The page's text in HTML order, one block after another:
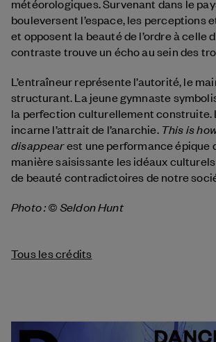
météorologiques. Survenant dans le
bouleversent l’espace, les perceptions
et opposent la beauté de l’ordre à celle
contraste trouve un écho au sein des
L’entraîneur représente l’autorité, le
structurant. La jeune gymnaste
la perfection culturellement construite.
incarne l’attrait de l’anarchie. This is
disappearest une performance épique
manière saisissante les idéaux
de beauté contradictoires de notre
Photo : © Seldon Hunt
Tous les crédits